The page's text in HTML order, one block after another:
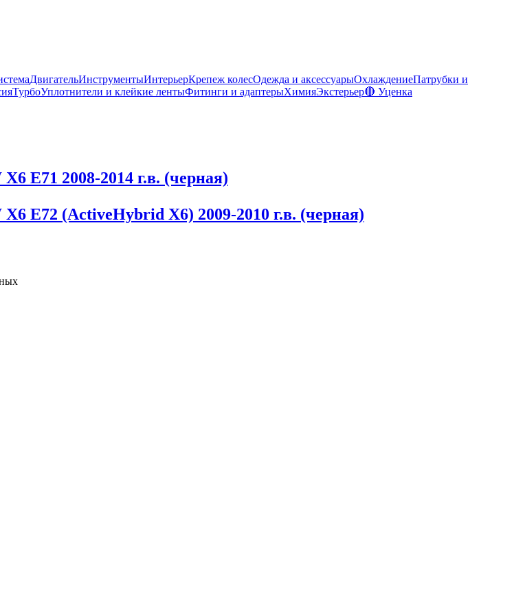
ДвигательИнструментыИнтерьерКрепеж колесОдежда и аксессуарыОхлаждениеПатрубки и
ТурбоУплотнители и клейкие лентыФитинги и адаптерыХимияЭкстерьер🔴 Уценка
E71 2008-2014 г.в. (черная)
E72 (ActiveHybrid X6) 2009-2010 г.в. (черная)